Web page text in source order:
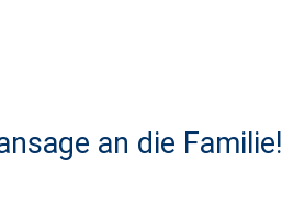
an die Familie!